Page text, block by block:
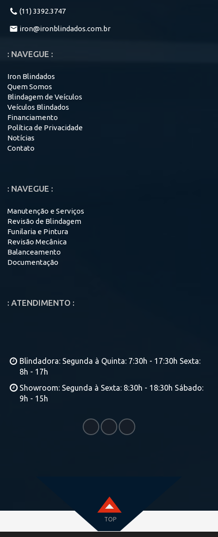
(11) 3392.3747
iron@ironblindados.com.br
: NAVEGUE :
Iron Blindados
Quem Somos
Blindagem de Veículos
Veículos Blindados
Financiamento
Política de Privacidade
Notícias
Contato
: NAVEGUE :
Manutenção e Serviços
Revisão de Blindagem
Funilaria e Pintura
Revisão Mecânica
Balanceamento
Documentação
: ATENDIMENTO :
Blindadora: Segunda à Quinta: 7:30h - 17:30h Sexta:
8h - 17h
Showroom: Segunda à Sexta: 8:30h - 18:30h Sábado:
9h - 15h
TOP